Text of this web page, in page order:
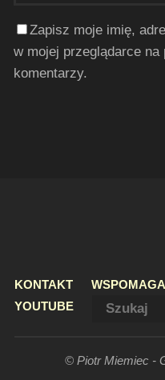
Zapisz moje imię,
w mojej przeglądarce
komentarzy.
KONTAKT
YOUTUBE
© Piotr Miemiec -